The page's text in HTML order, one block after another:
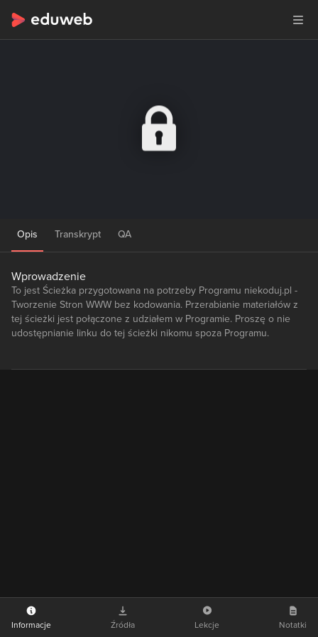
Opis Transkrypt QA
Wprowadzenie
To jest Ścieżka przygotowana na potrzeby Programu niekoduj.pl -
Tworzenie Stron WWW bez kodowania. Przerabianie materiałów z
tej ścieżki jest połączone z udziałem w Programie. Proszę o nie
udostępnianie linku do tej ścieżki nikomu spoza Programu.
Informacje Źródła Lekcje Notatki